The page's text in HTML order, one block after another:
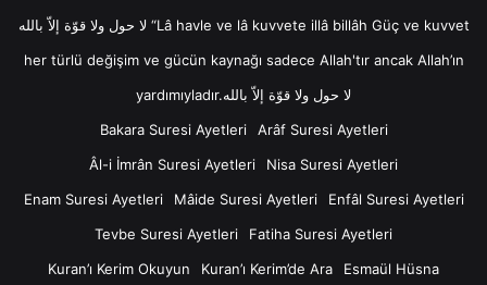
لا حول ولا قوّة إلاّ بالله “Lâ havle ve lâ kuvvete illâ billâh Güç ve kuvvet
her türlü değişim ve gücün kaynağı sadece Allah'tır ancak Allah’ın
yardımıyladır.لا حول ولا قوّة إلاّ بالله
Bakara Suresi Ayetleri
Arâf Suresi Ayetleri
Âl-i İmrân Suresi Ayetleri
Nisa Suresi Ayetleri
Enam Suresi Ayetleri
Mâide Suresi Ayetleri
Enfâl Suresi Ayetleri
Tevbe Suresi Ayetleri
Fatiha Suresi Ayetleri
Kuran’ı Kerim Okuyun
Kuran’ı Kerim’de Ara Esmaül Hüsna